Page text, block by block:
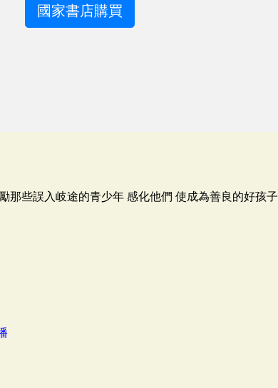
國家書店購買
那些誤入岐途的青少年 感化他們 使成為善良的好孩子